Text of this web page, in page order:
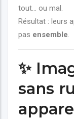
tout… ou mal.
Résultat : leurs
pas ensemble
✨
sans